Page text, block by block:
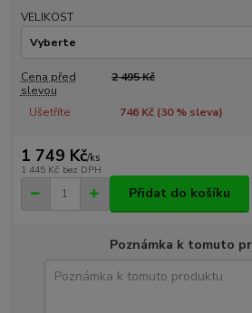
VELIKOST
Cena před
slevou
2 495 Kč
Ušetříte 746 Kč (30% sleva)
1 749 Kč/ks
1 445 Kč bez DPH
Přidat do košíku
Poznámka k tomuto